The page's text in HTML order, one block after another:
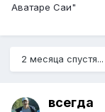
Аватаре Саи"
2 месяца спустя...
всегда